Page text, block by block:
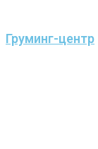
Груминг-центр